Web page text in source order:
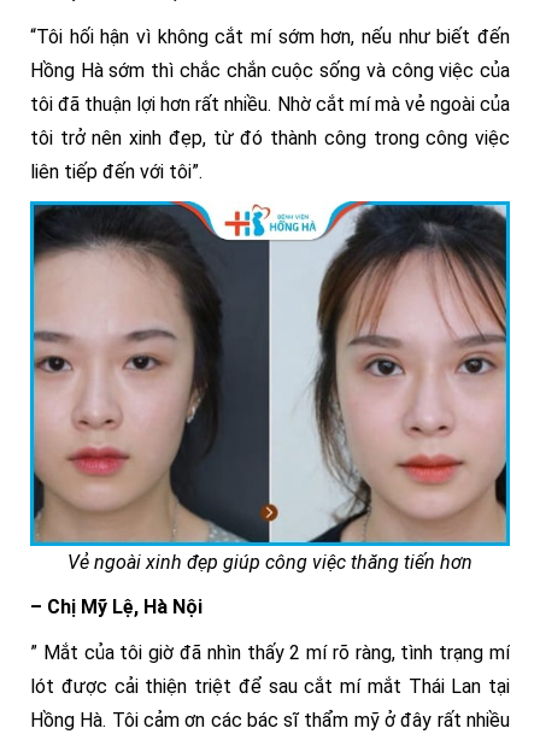
“Tôi hối hận vì không cắt mí sớm hơn, nếu như biết đến
Hồng Hà sớm thì chắc chắn cuộc sống và công việc của
tôi đã thuận lợi hơn rất nhiều. Nhờ cắt mí mà vẻ ngoài của
tôi trở nên xinh đẹp, từ đó thành công trong công việc
liên tiếp đến với tôi”.
Vẻ ngoài xinh đẹp giúp công việc thăng tiến hơn
– Chị Mỹ Lệ, Hà Nội
” Mắt của tôi giờ đã nhìn thấy 2 mí rõ ràng, tình trạng mí
lót được cải thiện triệt để sau cắt mí mắt Thái Lan tại
Hồng Hà. Tôi cảm ơn các bác sĩ thẩm mỹ ở đây rất nhiều